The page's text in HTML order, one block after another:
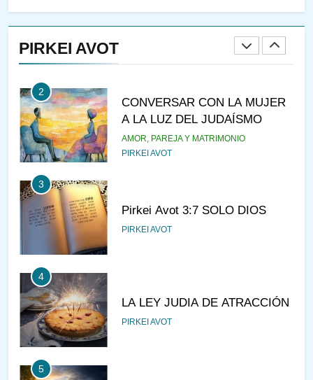
PIRKEI AVOT
CONVERSAR CON LA MUJER
3
Pirkei Avot 3:7 SOLO DIOS
4
5
LA RECOMPENSA QUE HAY